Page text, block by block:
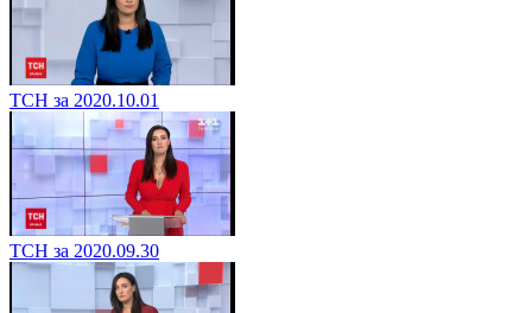
ТСН за 2020.10.01
ТСН за 2020.09.30